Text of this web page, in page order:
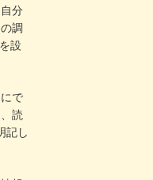
分
調
設
で
読
記し